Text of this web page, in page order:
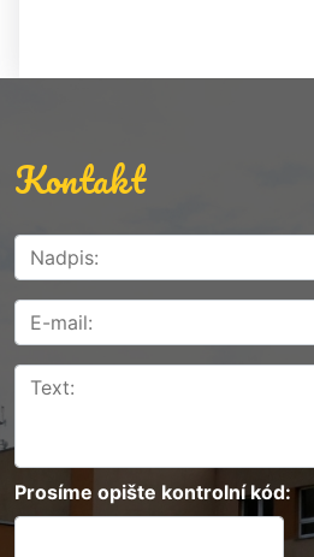
Kontakt
Prosíme opište kontrolní kód: